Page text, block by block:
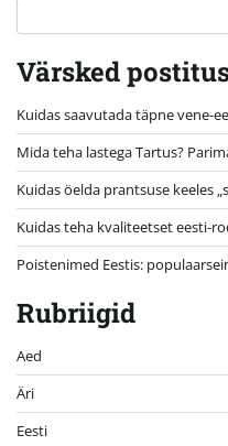
Värsked
Kuidas saavutada täpne vene-
Mida teha lastega Tartus?
Kuidas öelda prantsuse keeles
Kuidas teha kvaliteetset eesti-
Poistenimed Eestis:
Rubriigid
Aed
Äri
Eesti